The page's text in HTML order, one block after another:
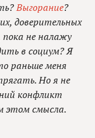
Выгорание?
доверительных
не налажу
в социум? Я
раньше меня
Но я не
конфликт
этом смысла.